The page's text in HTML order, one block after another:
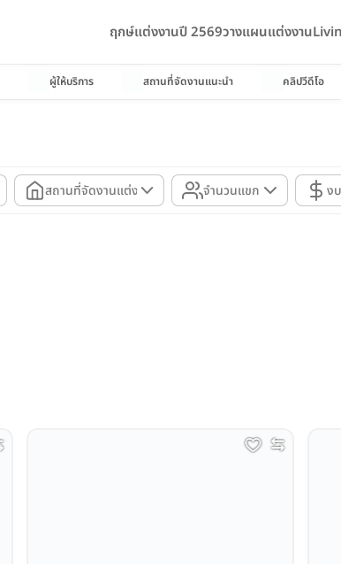
ฤกษ์แต่งงานปี 2569วางแผนแต่งงาน
ผู้ให้บริการ สถานที่จัดงานแนะนำ คลิปวีดีโอ
สถานที่จัดงานแต่ง จำนวนแขก ง